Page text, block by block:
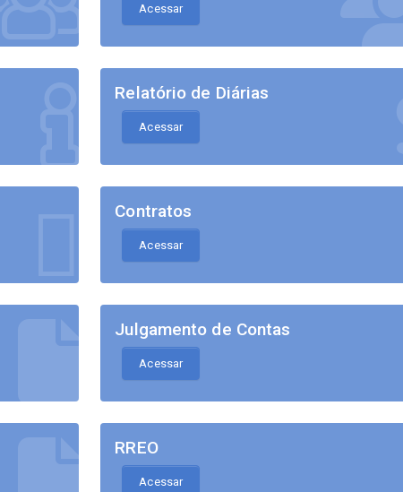
Acessar
Relatório de Diárias
Acessar
Contratos
Acessar
Julgamento de Contas
Acessar
RREO
Acessar